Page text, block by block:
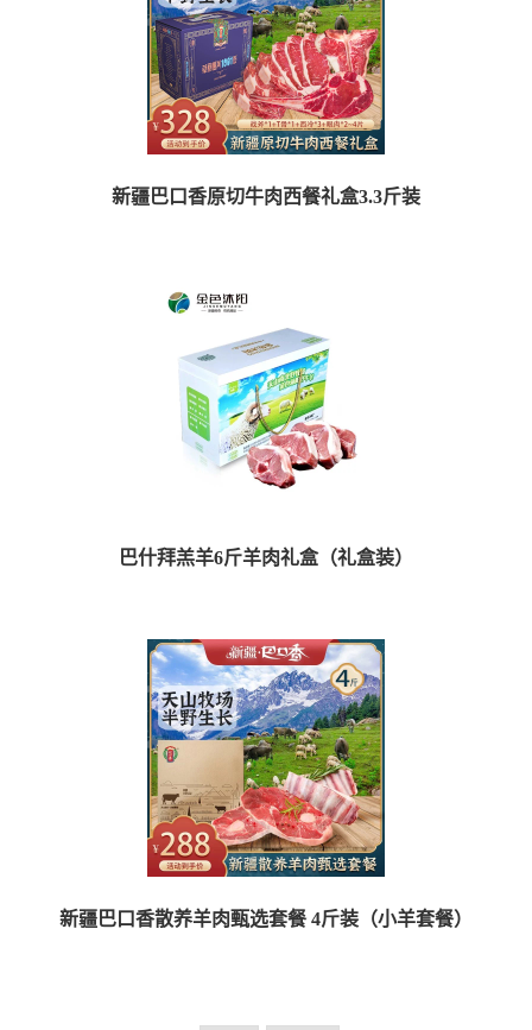
新疆巴口香原切牛肉西餐礼盒3.3斤装
巴什拜羔羊6斤羊肉礼盒（礼盒装）
新疆巴口香散养羊肉甄选套餐 4斤装（小羊套餐）